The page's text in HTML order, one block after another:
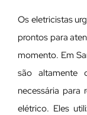
Os eletricistas
prontos para
momento. Em
são altamente
necessária para
elétrico. Eles